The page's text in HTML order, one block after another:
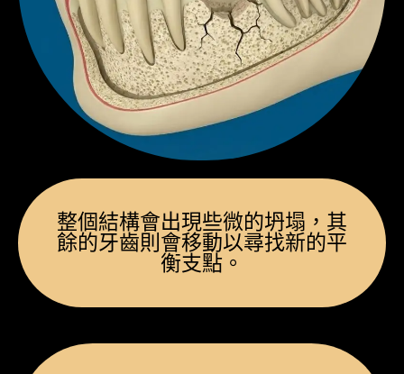
整個結構會出現些微的坍塌，其
餘的牙齒則會移動以尋找新的平
衡支點。